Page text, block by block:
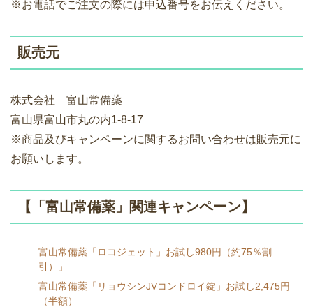
※お電話でご注文の際には申込番号をお伝えください。
販売元
株式会社 富山常備薬
富山県富山市丸の内1-8-17
※商品及びキャンペーンに関するお問い合わせは販売元に
お願いします。
【「富山常備薬」関連キャンペーン】
富山常備薬「ロコジェット」お試し980円（約75％割
引）」
富山常備薬「リョウシンJVコンドロイ錠」お試し2,475円
（半額）